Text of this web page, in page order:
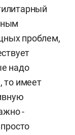
проблем,
надо
то имеет
-